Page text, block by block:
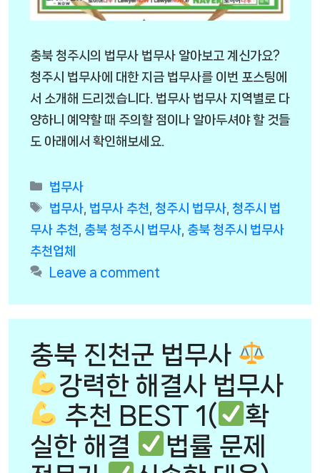
충북 청주시의 법무사 법무사 알아보고 계신가요?
청주시 법무사에 대한 지금 법무사를 이번 포스팅에
서 소개해 드리겠습니다. 법무사 법무사 지역별로 다
양하니 예약할 때 주의할 점이나 알아두셔야 할 것들
도 아래에서 확인해보세요.
Categories
법무사
Tags
법무사 법무사 추천 청주시 법무사 청주시 법
무사 추천
충북 청주시 법무사 충북 청주시 법무사
추천업체
Leave a comment
충북 진천군 법무사
강력한 해결사 법무사
추천 BEST 1(
확
실한 해결
법률 문제